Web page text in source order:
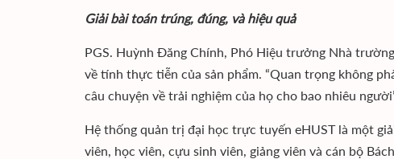
Giải bài toán trúng, đúng, và hiệu quả
PGS. Huỳnh Đăng Chính, Phó Hiệu trưởng Nhà
về tính thực tiễn của sản phẩm. “Quan trọng không
câu chuyện về trải nghiệm của họ cho bao nhiêu
Hệ thống quản trị đại học trực tuyến eHUST là một
viên, học viên, cựu sinh viên, giảng viên và cán bộ